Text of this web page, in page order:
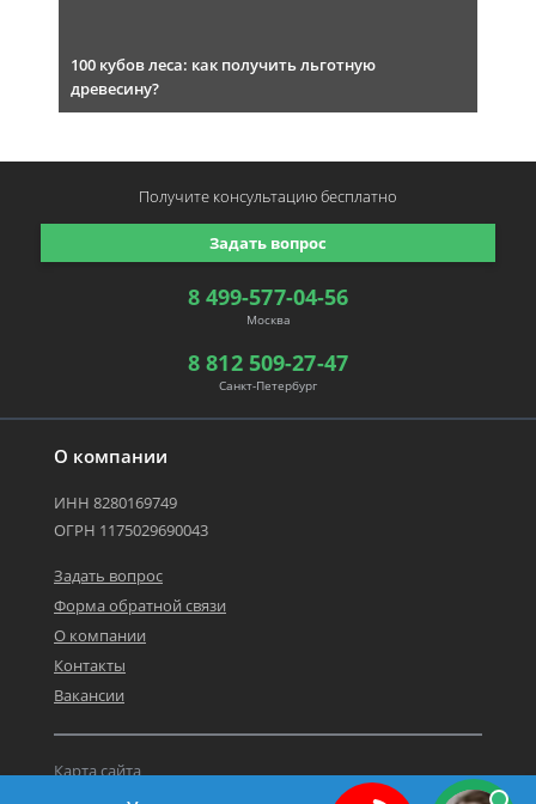
100 кубов леса: как получить льготную
древесину?
О компании
ИНН 8280169749
ОГРН 1175029690043
Задать вопрос
Форма обратной связи
О компании
Контакты
Вакансии
Карта сайта
8 499-577-04-56
Москва
8 812 509-27-47
Санкт-Петербург
Задать вопрос
Получите консультациюбесплатно